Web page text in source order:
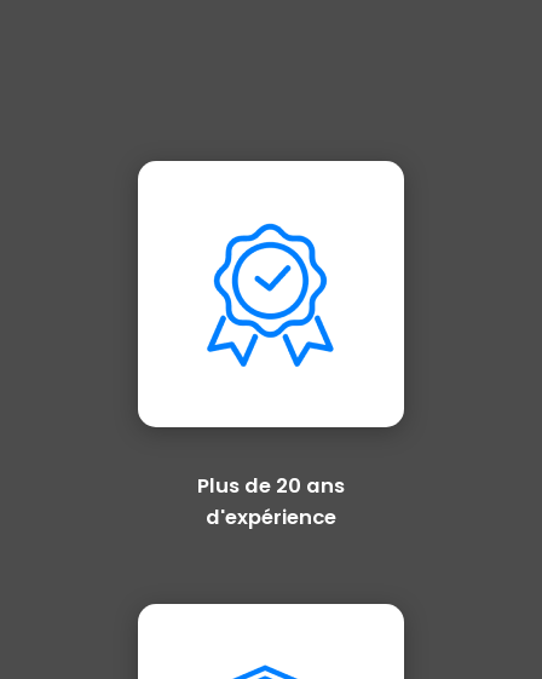
Plus de 20 ans
d'expérience